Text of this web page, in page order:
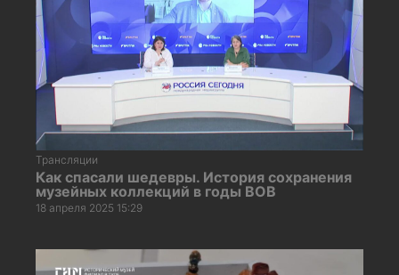
Трансляции
Как спасали шедевры. История сохранения
музейных коллекций в годы ВОВ
18 апреля 2025 15:29